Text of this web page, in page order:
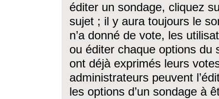
éditer un sondage, cliquez
sujet ; il y aura toujours le
n’a donné de vote, les
ou éditer chaque options du
ont déjà exprimés leurs
administrateurs peuvent
les options d’un sondage à